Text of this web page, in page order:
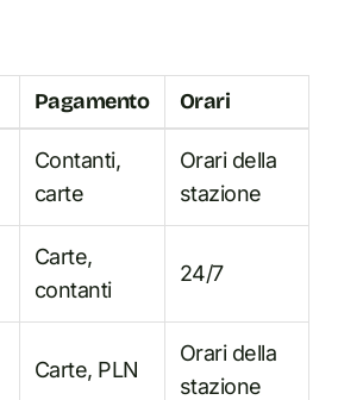
Pagamento Orari
Contanti,
carte
Orari della
stazione
Carte,
contanti
24/7
Carte, PLN
Orari della
stazione